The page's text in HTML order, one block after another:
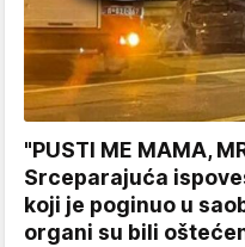
"PUSTI ME MAMA,
Srceparajuća
koji je poginuo u
organi su bili